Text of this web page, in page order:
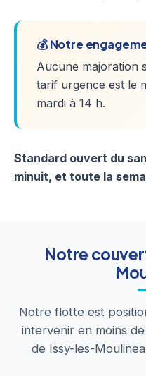
💰 Notre
Aucune majoration
tarif urgence est le
mardi à 14 h.
Standard ouvert du
minuit, et toute la
Notre
Notre flotte est
intervenir en moins
de Issy-les-